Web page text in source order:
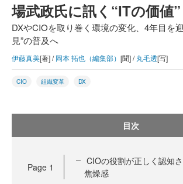
場武政氏に訊く“ITの価値”
DXやCIOを取り巻く環境の変化、4年目を
見”の普及へ
伊藤真美[著] /岡本 拓也（編集部） [聞] /丸毛透[写]
CIO 組織変革 DX
目次
Page 1
CIOの役割が正しく認知
焦燥感